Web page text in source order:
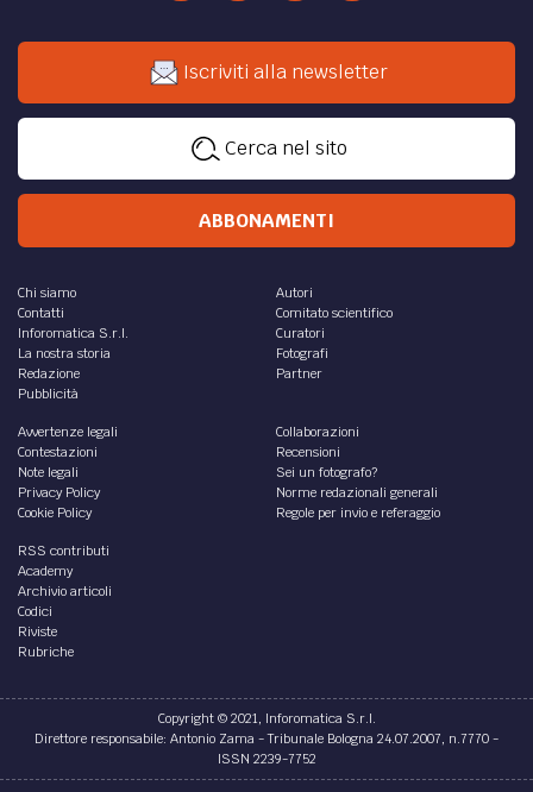
Iscriviti alla newsletter
Cerca nel sito
ABBONAMENTI
Chi siamo
Contatti
Inforomatica S.r.l.
La nostra storia
Redazione
Pubblicità
Autori
Comitato scientifico
Curatori
Fotografi
Partner
Avvertenze legali
Contestazioni
Note legali
Privacy Policy
Cookie Policy
Collaborazioni
Recensioni
Sei un fotografo?
Norme redazionali generali
Regole per invio e referaggio
RSS contributi
Academy
Archivio articoli
Codici
Riviste
Rubriche
Copyright © 2021, Inforomatica S.r.l.
Direttore responsabile: Antonio Zama - Tribunale Bologna 24.07.2007, n.7770 -
ISSN 2239-7752